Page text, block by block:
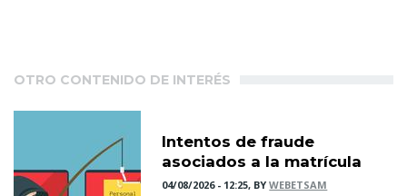
OTRO CONTENIDO DE INTERÉS
Intentos de fraude
asociados a la matrícula
04/08/2026 - 12:25, BYWEBETSAM